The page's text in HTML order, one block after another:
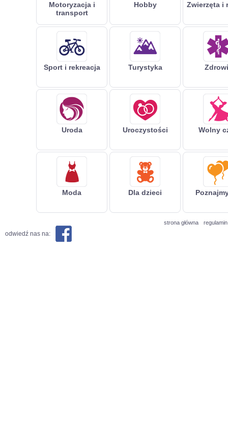
Motoryzacja i
transport
Hobby Zwierzęta i
Sport i rekreacja Turystyka
Uroda Uroczystości Wolny
Moda Dla dzieci
strona główna regulamin
odwiedź nas na: